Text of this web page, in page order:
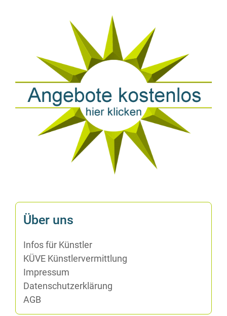
Über uns
In­fos für Künstler
KÜVE Künst­ler­ver­mitt­lung
Im­pres­sum
Da­ten­schutz­er­klä­rung
AGB